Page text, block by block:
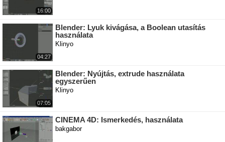
16:00
04:27
Blender: Lyuk kivágása, a Boolean utasítás
használata
Klinyo
07:05
Blender: Nyújtás, extrude használata
egyszerűen
Klinyo
CINEMA 4D: Ismerkedés, használata
bakgabor